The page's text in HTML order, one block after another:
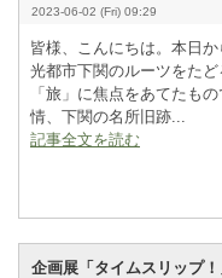
2023-06-02 (Fri) 09:29
皆様、こんにちは。本日
光都市下関のルーツをたど
「旅」に焦点をあてたも
情、下関の名所旧跡...
記事全文を読む
企画展「タイムスリップ